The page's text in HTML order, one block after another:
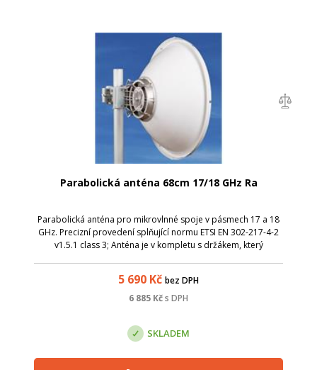
Parabolická anténa 68cm 17/18 GHz Ra
Parabolická anténa pro mikrovlnné spoje v pásmech 17 a 18
GHz. Precizní provedení splňující normu ETSI EN 302-217-4-2
v1.5.1 class 3; Anténa je v kompletu s držákem, který
5 690 Kč bez DPH
6 885 Kčs DPH
SKLADEM